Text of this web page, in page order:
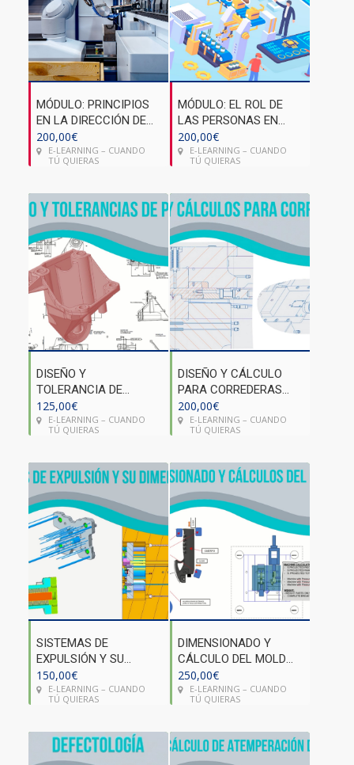
MÓDULO: PRINCIPIOS
EN LA DIRECCIÓN DE
PROYECTOS 4.0
200,00€
E-LEARNING – CUANDO
TÚ QUIERAS
MÓDULO: EL ROL DE
LAS PERSONAS EN
LAS FÁBRICAS
INTELIGENTES
200,00€
E-LEARNING – CUANDO
TÚ QUIERAS
DISEÑO Y
TOLERANCIA DE
PIEZAS (MÓDULO
HPDC)
125,00€
E-LEARNING – CUANDO
TÚ QUIERAS
DISEÑO Y CÁLCULO
PARA CORREDERAS
(MÓDULO HPDC)
200,00€
E-LEARNING – CUANDO
TÚ QUIERAS
SISTEMAS DE
EXPULSIÓN Y SU
DIMENSIONADO
(MÓDULO HPDC)
150,00€
E-LEARNING – CUANDO
TÚ QUIERAS
DIMENSIONADO Y
CÁLCULO DEL MOLDE
(MÓDULO HPDC)
250,00€
E-LEARNING – CUANDO
TÚ QUIERAS